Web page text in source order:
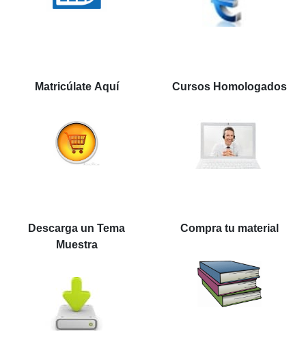
Matricúlate Aquí Cursos Homologados
Descarga un Tema
Muestra
Compra tu material